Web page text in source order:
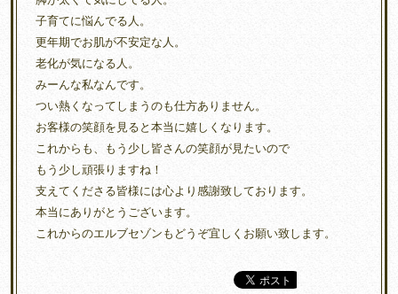
子育てに悩んでる人。
更年期でお肌が不安定な人。
老化が気になる人。
みーんな私なんです。
つい熱くなってしまうのも仕方ありません。
お客様の笑顔を見ると本当に嬉しくなります。
これからも、もう少し皆さんの笑顔が見たいので
もう少し頑張りますね！
支えてくださる皆様には心より感謝致しております。
本当にありがとうございます。
これからのエルブセゾンもどうぞ宜しくお願い致します。